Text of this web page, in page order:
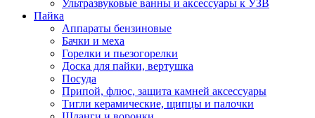
Ультразвуковые ванны и аксессуары к УЗВ
Пайка
Аппараты бензиновые
Бачки и меха
Горелки и пьезогорелки
Доска для пайки, вертушка
Посуда
Припой, флюс, защита камней аксессуары
Тигли керамические, щипцы и палочки